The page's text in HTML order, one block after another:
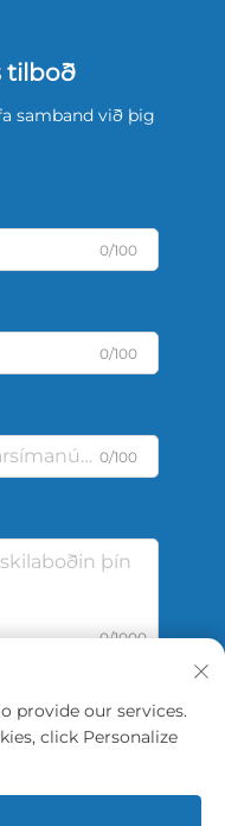
tilboð
samband við þig
0/100
0/100
0/100
0/1000
provide our services.
click Personalize